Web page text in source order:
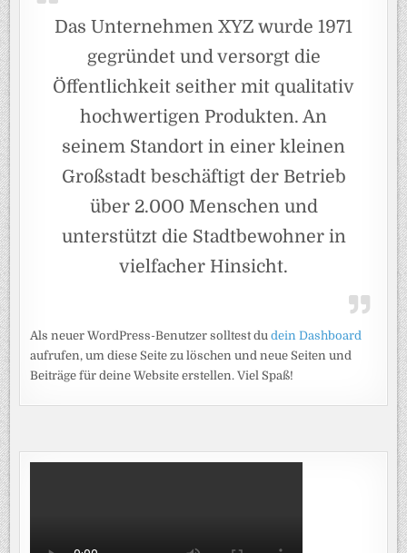
Das Unternehmen XYZ wurde 1971
gegründet und versorgt die
Öffentlichkeit seither mit qualitativ
hochwertigen Produkten. An
seinem Standort in einer kleinen
Großstadt beschäftigt der Betrieb
über 2.000 Menschen und
unterstützt die Stadtbewohner in
vielfacher Hinsicht.
Als neuer WordPress-Benutzer solltest dudein Dashboard
aufrufen, um diese Seite zu löschen und neue Seiten und
Beiträge für deine Website erstellen. Viel Spaß!